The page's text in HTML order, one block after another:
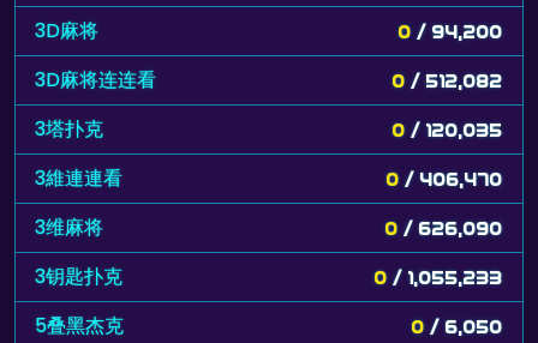
3D麻将 0 / 94,200
3D麻将连连看 0 / 512,082
3塔扑克 0 / 120,035
3維連連看 0 / 406,470
3维麻将 0 / 626,090
3钥匙扑克 0 / 1,055,233
5叠黑杰克 0 / 6,050